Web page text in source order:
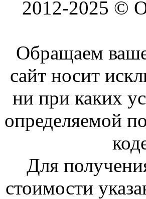
2012-2025 ©
Обращаем
сайт носит
ни при каких
определяемой
Для
стоимости